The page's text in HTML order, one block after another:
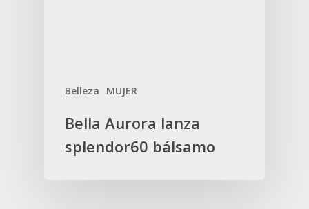
Belleza MUJER
Bella Aurora lanza
splendor60 bálsamo